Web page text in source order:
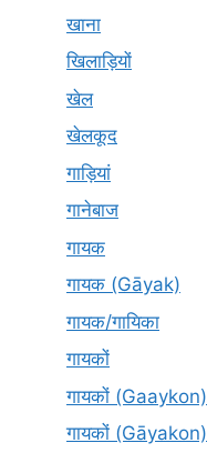
खाना
खिलाड़ियों
खेल
खेलकूद
गाड़ियां
गानेबाज
गायक
गायक (Gāyak)
गायक/गायिका
गायकों
गायकों (Gaaykon)
गायकों (Gāyakon)